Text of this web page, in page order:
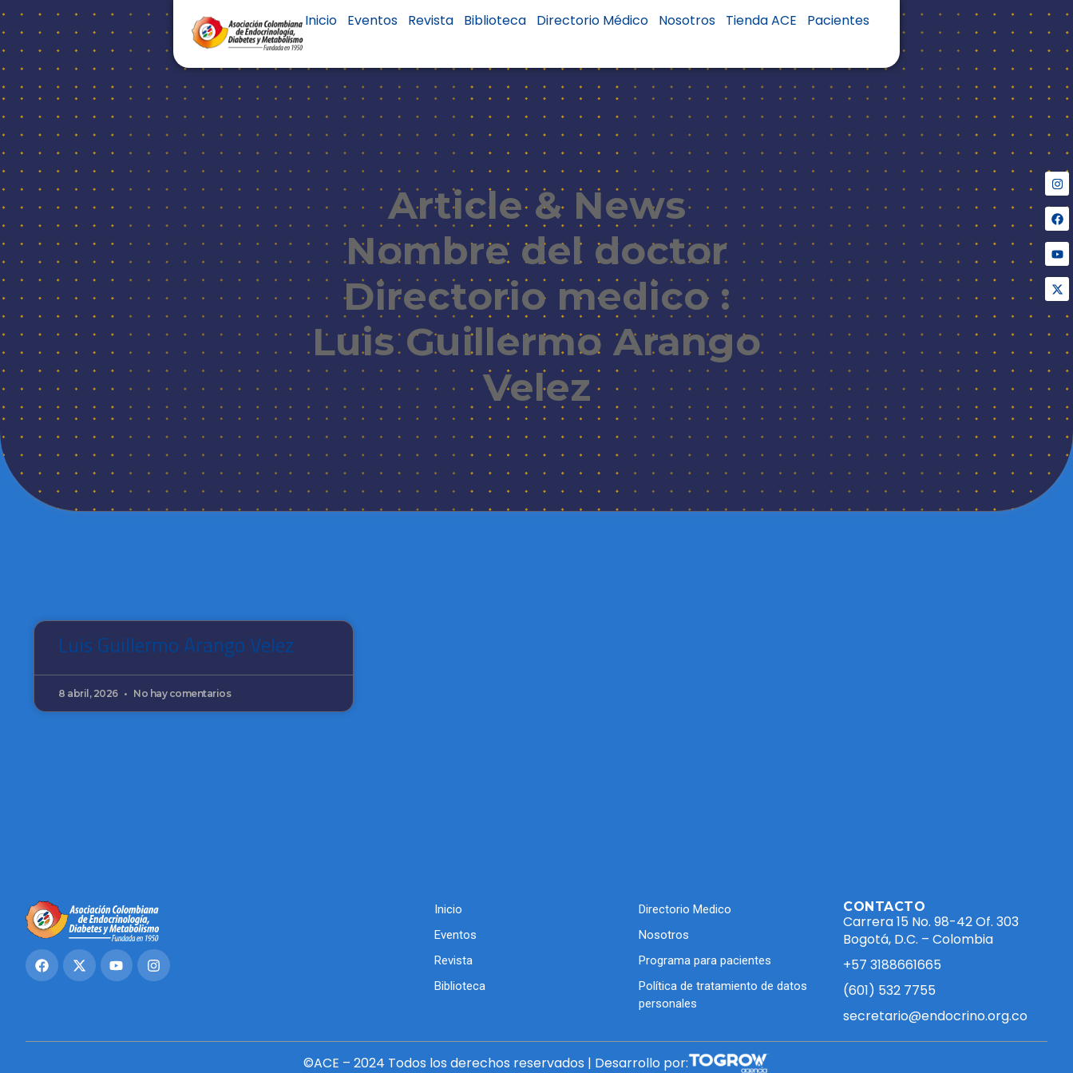
Inicio Eventos Revista Biblioteca Directorio Médico Nosotros Tienda ACE Pacientes
Article & News
Nombre del doctor
Directorio medico :
Luis Guillermo Arango
Velez
Luis Guillermo Arango Velez
8 abril, 2026 No hay comentarios
Inicio
Eventos
Revista
Biblioteca
Directorio Medico
Nosotros
Programa para pacientes
Política de tratamiento de datos
personales
CONTACTO
Carrera 15 No. 98-42 Of. 303
Bogotá, D.C. – Colombia
+57 3188661665
(601) 532 7755
secretario@endocrino.org.co
©ACE – 2024 Todos los derechos reservados | Desarrollo por: